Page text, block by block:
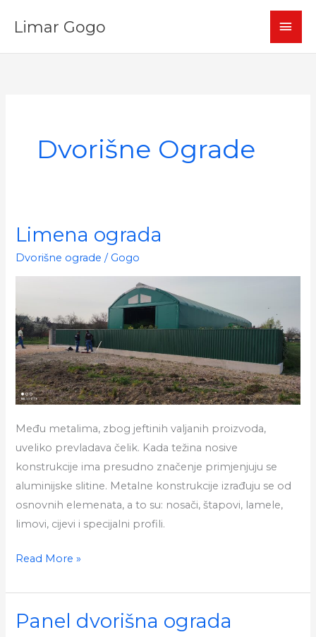
Limar Gogo
Dvorišne Ograde
Limena ograda
Dvorišne ograde / Gogo
Među metalima, zbog jeftinih valjanih proizvoda,
uveliko prevladava čelik. Kada težina nosive
konstrukcije ima presudno značenje primjenjuju se
aluminijske slitine. Metalne konstrukcije izrađuju se od
osnovnih elemenata, a to su: nosači, štapovi, lamele,
limovi, cijevi i specijalni profili.
Limena
Read More »
Panel dvorišna ograda